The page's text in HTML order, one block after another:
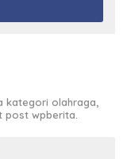
kategori olahraga,
post wpberita.